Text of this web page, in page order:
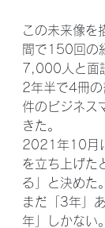
この未来像を
間で150回の
7,000人と面
2年半で4冊
件のビジネス
きた。
2021年10月
を立ち上げた
る」と決めた。
まだ「3年」
年」しかない。